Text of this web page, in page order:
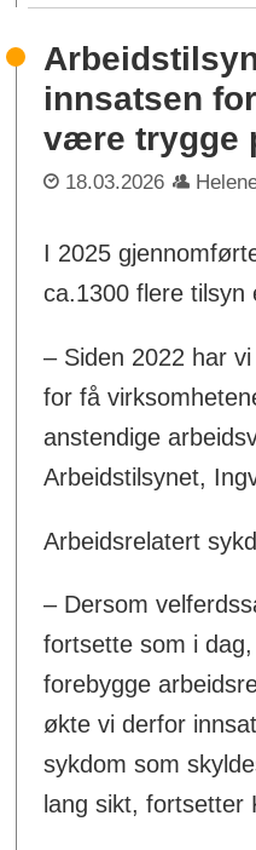
innsatsen
være trygge
18.03.2026
I 2025
ca.1300 flere tilsyn
– Siden 2022 har
for få
anstendige
Arbeidstilsynet,
Arbeidsrelatert
– Dersom
fortsette som i
forebygge
økte vi derfor
sykdom som
lang sikt, fortsetter